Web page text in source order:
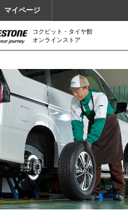
マイページ
コクピット・タイヤ館
オンラインストア